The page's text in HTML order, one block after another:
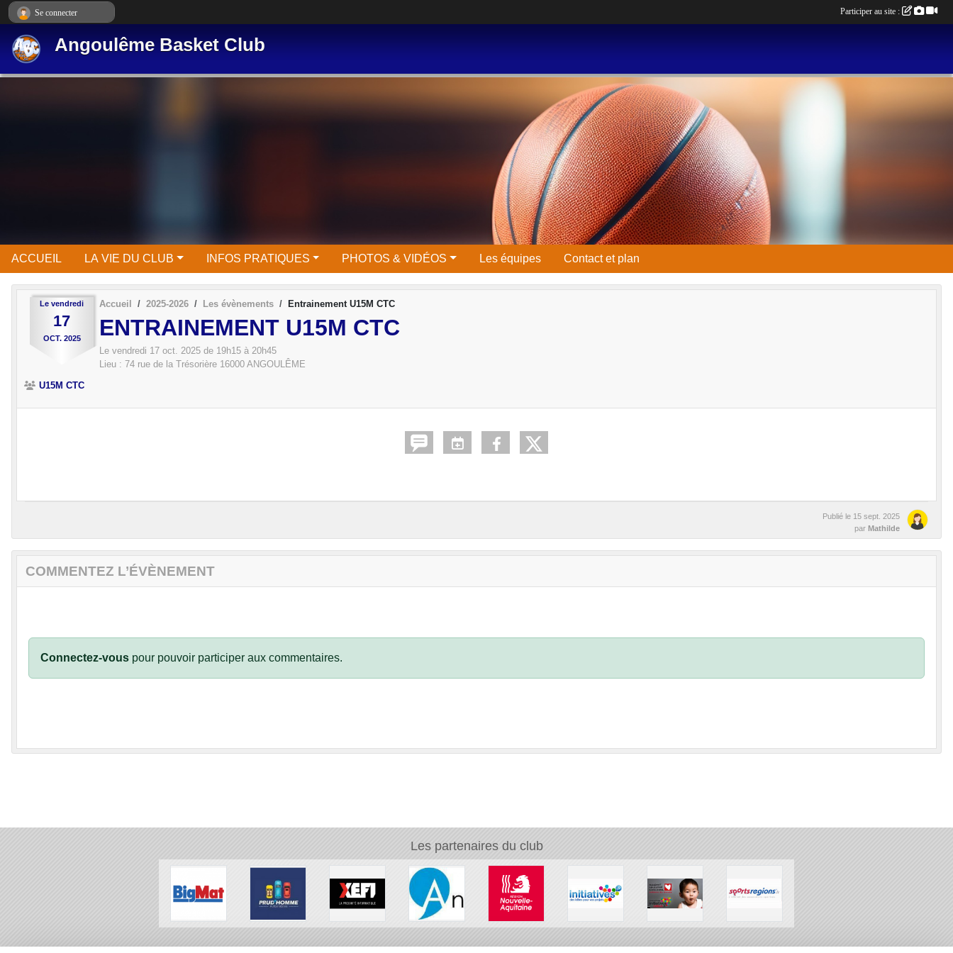
Angoulême Basket Club
ACCUEIL LA VIE DU CLUB INFOS PRATIQUES PHOTOS & VIDÉOS Les équipes Contact et plan
Le vendredi
17
OCT. 2025
Accueil 2025-2026 Les évènements Entrainement U15M CTC
ENTRAINEMENT U15M CTC
Le vendredi 17 oct. 2025 de 19h15 à 20h45
Lieu : 74 rue de la Trésorière 16000 ANGOULÊME
U15M CTC
Publié le 15 sept. 2025
par Mathilde
COMMENTEZ L’ÉVÈNEMENT
Connectez-vous pour pouvoir participer aux commentaires.
Les partenaires du club
Se connecter Participer au site :
Panneau de gestion des cookies